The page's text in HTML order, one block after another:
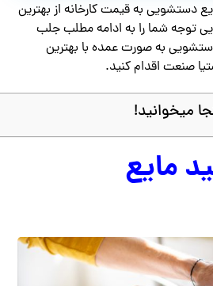
دستشویی به قیمت کارخانه از بهترین
توجه شما را به ادامه مطلب جلب
به صورت عمده با بهترین
صنعت اقدام کنید.
میخوانید!
مایع